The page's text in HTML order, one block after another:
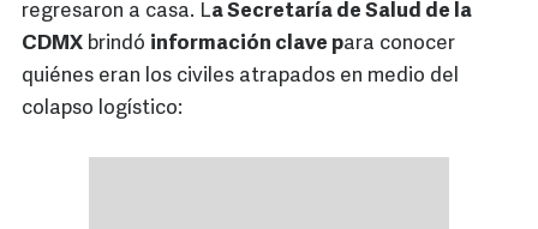
regresaron a casa. La Secretaría de Salud de la
CDMX brindó información clave para conocer
quiénes eran los civiles atrapados en medio del
colapso logístico: